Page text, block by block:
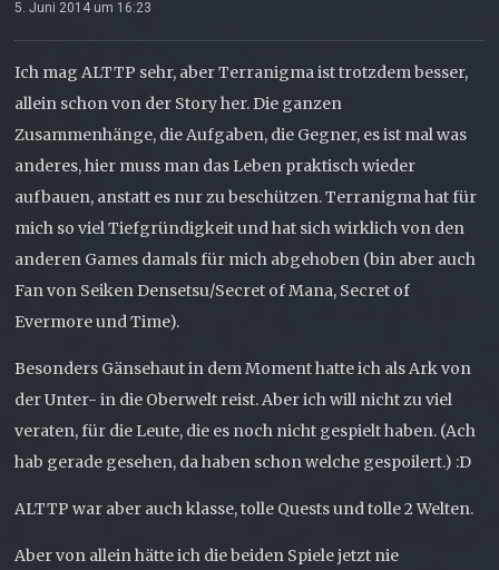
5. Juni 2014 um 16:23
Ich mag ALTTP sehr, aber Terranigma ist trotzdem besser,
allein schon von der Story her. Die ganzen
Zusammenhänge, die Aufgaben, die Gegner, es ist mal was
anderes, hier muss man das Leben praktisch wieder
aufbauen, anstatt es nur zu beschützen. Terranigma hat für
mich so viel Tiefgründigkeit und hat sich wirklich von den
anderen Games damals für mich abgehoben (bin aber auch
Fan von Seiken Densetsu/Secret of Mana, Secret of
Evermore und Time).
Besonders Gänsehaut in dem Moment hatte ich als Ark von
der Unter- in die Oberwelt reist. Aber ich will nicht zu viel
veraten, für die Leute, die es noch nicht gespielt haben. (Ach
hab gerade gesehen, da haben schon welche gespoilert.) :D
ALTTP war aber auch klasse, tolle Quests und tolle 2 Welten.
Aber von allein hätte ich die beiden Spiele jetzt nie